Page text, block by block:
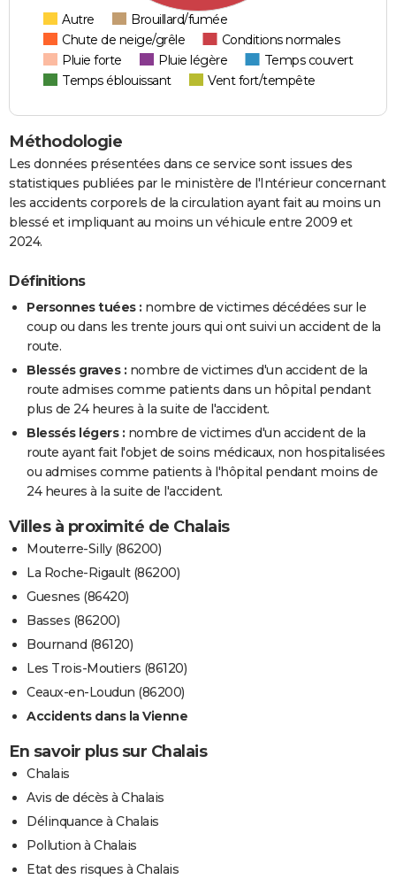
Autre
Brouillard/fumée
Chute de neige/grêle
Conditions normales
Pluie forte
Pluie légère
Temps couvert
Temps éblouissant
Vent fort/tempête
Méthodologie
Les données présentées dans ce service sont issues des
statistiques publiées par le ministère de l'Intérieur concernant
les accidents corporels de la circulation ayant fait au moins un
blessé et impliquant au moins un véhicule entre 2009 et
2024.
Définitions
Personnes tuées : nombre de victimes décédées sur le
coup ou dans les trente jours qui ont suivi un accident de la
route.
Blessés graves : nombre de victimes d'un accident de la
route admises comme patients dans un hôpital pendant
plus de 24 heures à la suite de l'accident.
Blessés légers : nombre de victimes d'un accident de la
route ayant fait l'objet de soins médicaux, non hospitalisées
ou admises comme patients à l'hôpital pendant moins de
24 heures à la suite de l'accident.
Villes à proximité de Chalais
Mouterre-Silly (86200)
La Roche-Rigault (86200)
Guesnes (86420)
Basses (86200)
Bournand (86120)
Les Trois-Moutiers (86120)
Ceaux-en-Loudun (86200)
Accidents dans la Vienne
En savoir plus sur Chalais
Chalais
Avis de décès à Chalais
Délinquance à Chalais
Pollution à Chalais
Etat des risques à Chalais